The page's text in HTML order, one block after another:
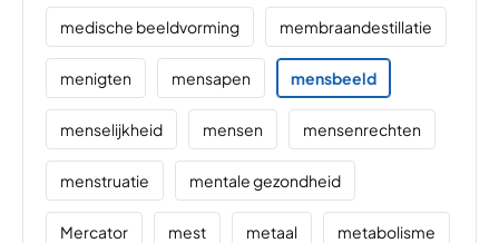
medische beeldvorming membraandestillatie
menigten mensapen mensbeeld
menselijkheid mensen mensenrechten
menstruatie mentale gezondheid
Mercator mest metaal metabolisme